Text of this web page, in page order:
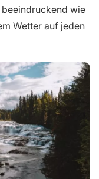
wie
Wetter auf jeden